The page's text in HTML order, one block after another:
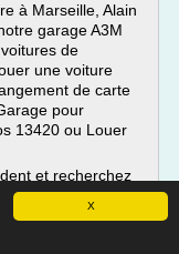
X
à Marseille, Alain
garage A3M
de
une voiture
de carte
pour
13420 ou Louer
et recherchez
AM Auto pour...